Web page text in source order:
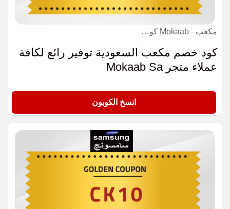
مكعب - Mokaab كوبون
كود خصم مكعب السعودية توفير رائع لكافة
عملاء متجر Mokaab Sa
انسخ الكوبون